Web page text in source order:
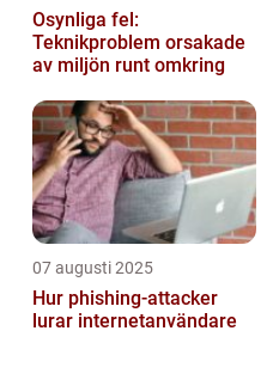
Osynliga fel:
Teknikproblem orsakade
av miljön runt omkring
07 augusti 2025
Hur phishing-attacker
lurar internetanvändare